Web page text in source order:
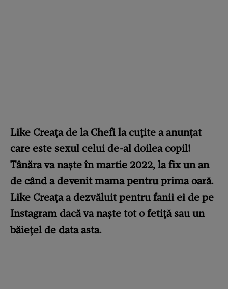
Like Creața de la Chefi la cuțite a anunțat
care este sexul celui de-al doilea copil!
Tânăra va naște în martie 2022, la fix un an
de când a devenit mama pentru prima oară.
Like Creața a dezvăluit pentru fanii ei de pe
Instagram dacă va naște tot o fetiță sau un
băiețel de data asta.